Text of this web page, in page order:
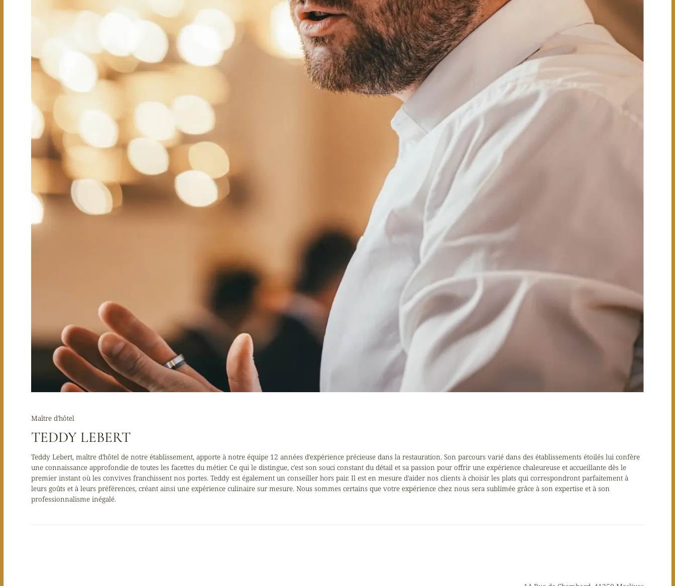
Maître d'hôtel
TEDDY LEBERT
Teddy Lebert, maître d'hôtel de notre établissement, apporte à notre équipe 12 années d'expérience précieuse dans la restauration. Son parcours varié dans des établissements étoilés lui confère
une connaissance approfondie de toutes les facettes du métier. Ce qui le distingue, c'est son souci constant du détail et sa passion pour offrir une expérience chaleureuse et accueillante dès le
premier instant où les convives franchissent nos portes. Teddy est également un conseiller hors pair. Il est en mesure d'aider nos clients à choisir les plats qui correspondront parfaitement à
leurs goûts et à leurs préférences, créant ainsi une expérience culinaire sur mesure. Nous sommes certains que votre expérience chez nous sera sublimée grâce à son expertise et à son
professionnalisme inégalé.